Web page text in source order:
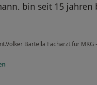
bin seit 15 jahren
Bartella Facharzt für MKG